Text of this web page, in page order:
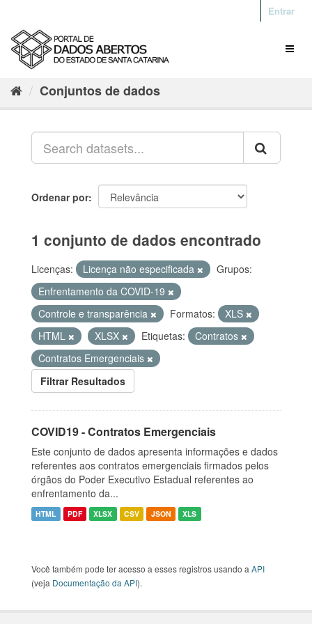
Entrar
Conjuntos de dados
Ordenar por
1 conjunto de dados encontrado
Licenças: Licença não especificada
Grupos:
Enfrentamento da COVID-19
Controle e transparência
Formatos:
XLS
HTML
XLSX Etiquetas:
Contratos
Contratos Emergenciais
Filtrar Resultados
COVID19 - Contratos Emergenciais
Este conjunto de dados apresenta informações e dados
referentes aos contratos emergenciais firmados pelos
órgãos do Poder Executivo Estadual referentes ao
enfrentamento da...
HTML PDF XLSX CSV JSON XLS
Você também pode ter acesso a esses registros usando a API
(veja Documentação da API).